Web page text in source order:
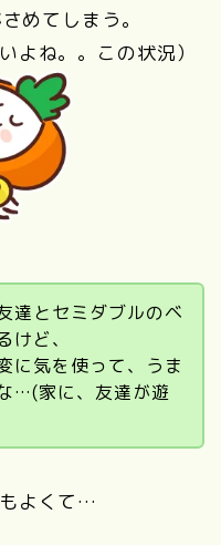
めてしまう。
よね。。この状況）
達とセミダブルのベ
けど、
に気を使って、うま
…(家に、友達が遊
よくて…